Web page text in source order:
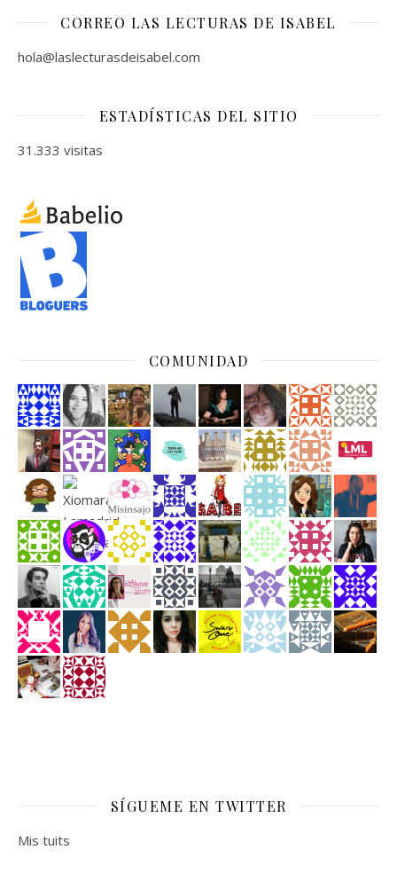
CORREO LAS LECTURAS DE ISABEL
hola@laslecturasdeisabel.com
ESTADÍSTICAS DEL SITIO
31.333 visitas
COMUNIDAD
SÍGUEME EN TWITTER
Mis tuits